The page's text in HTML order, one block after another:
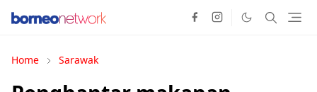
Home Sarawak